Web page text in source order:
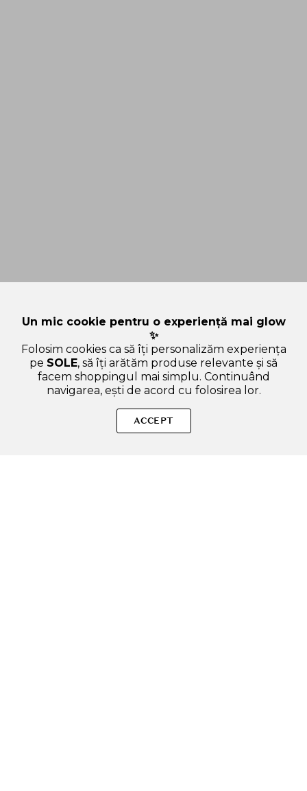
despre categoria Iluminatoare. Dacă ai nevoie de ajutor în
alegerea produsului potrivit, suntem aici pentru tine!
Un mic cookie pentru o experiență mai glow
✨
Folosim cookies ca să îți personalizăm experiența
pe SOLE, să îți arătăm produse relevante și să
facem shoppingul mai simplu. Continuând
navigarea, ești de acord cu folosirea lor.
ACCEPT